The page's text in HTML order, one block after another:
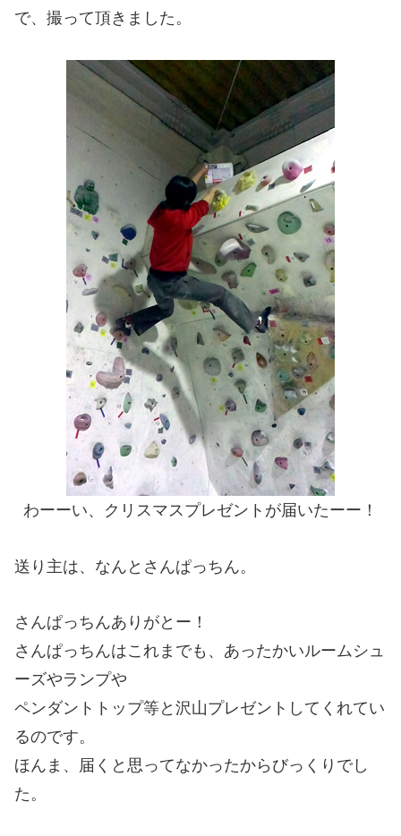
で、撮って頂きました。
わーーい、クリスマスプレゼントが届いたーー！
送り主は、なんとさんぱっちん。
さんぱっちんありがとー！
さんぱっちんはこれまでも、あったかいルームシュ
ーズやランプや
ペンダントトップ等と沢山プレゼントしてくれてい
るのです。
ほんま、届くと思ってなかったからびっくりでし
た。